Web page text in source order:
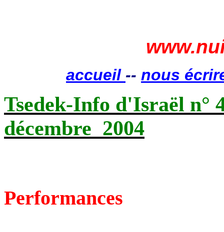
accueil -- nous
Tsedek-Info d'Israël n°
décembre 2004
Performances